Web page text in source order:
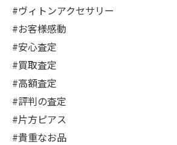
#ヴィトンアクセサリー
#お客様感動
#安心査定
#買取査定
#高額査定
#評判の査定
#片方ピアス
#貴重なお品